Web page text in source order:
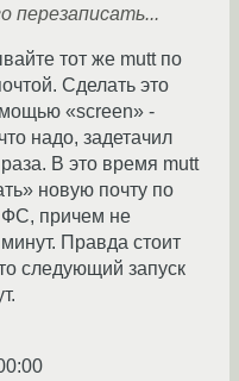
перезаписать...
тот же mutt по
Сделать это
«screen» -
надо, задетачил
В это время mutt
новую почту по
ФС, причем не
Правда стоит
следующий запуск